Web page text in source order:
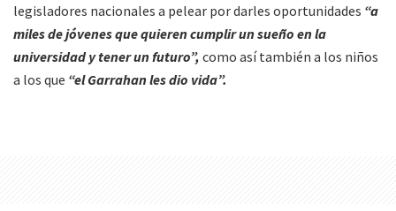
legisladores nacionales a pelear por darles oportunidades “a
miles de jóvenes que quieren cumplir un sueño en la
universidad y tener un futuro”, como así también a los niños
a los que “el Garrahan les dio vida”.